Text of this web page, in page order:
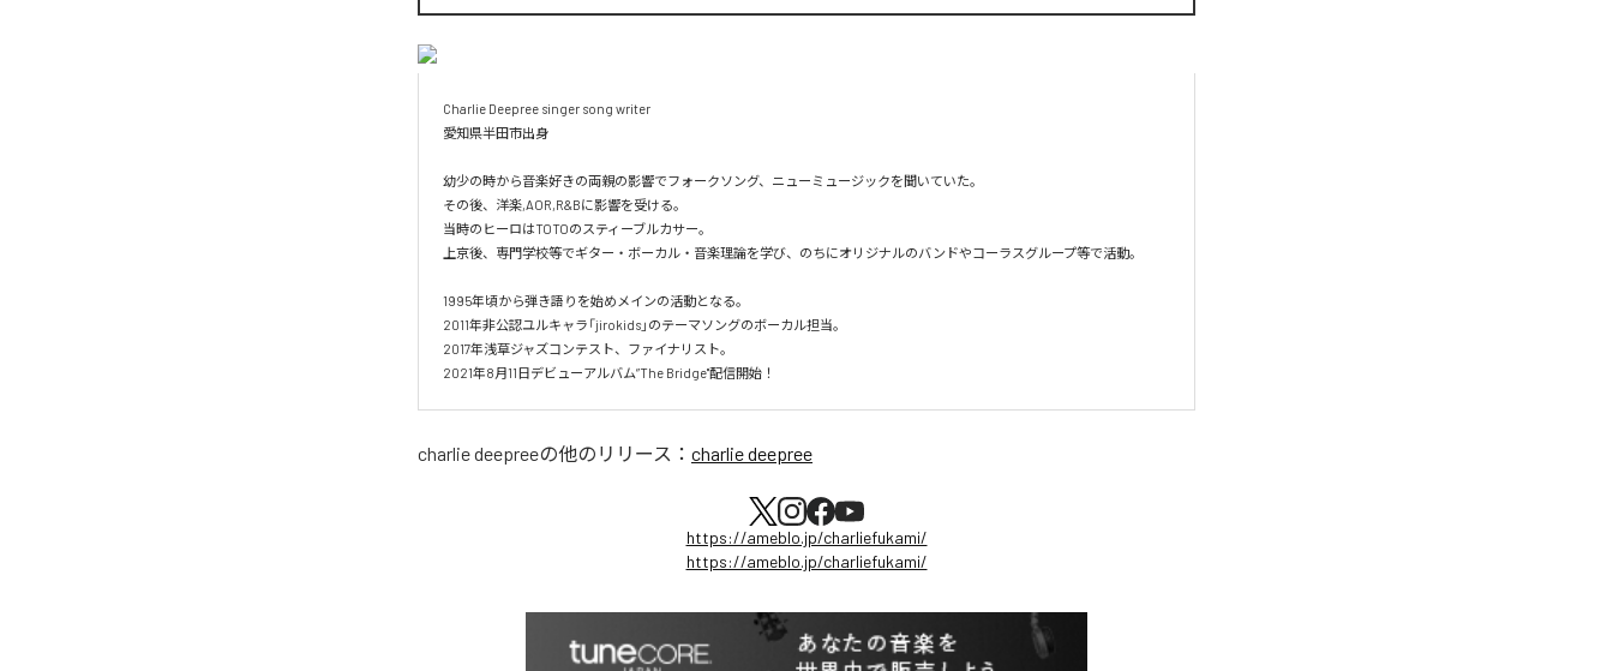
Charlie Deepree singer song writer
愛知県半田市出身
幼少の時から音楽好きの両親の影響でフォークソング、ニューミュージックを聞いていた。
その後、洋楽,AOR,R&Bに影響を受ける。
当時のヒーロはTOTOのスティーブルカサー。
上京後、専門学校等でギター・ボーカル・音楽理論を学び、のちにオリジナルのバンドやコーラスグループ等で活動。
1995年頃から弾き語りを始めメインの活動となる。
2011年非公認ユルキャラ「jirokids」のテーマソングのボーカル担当。
2017年浅草ジャズコンテスト、ファイナリスト。
2021年8月11日デビューアルバム”The Bridge"配信開始！
charlie deepreeの他のリリース： charlie deepree
https://ameblo.jp/charliefukami/
https://ameblo.jp/charliefukami/